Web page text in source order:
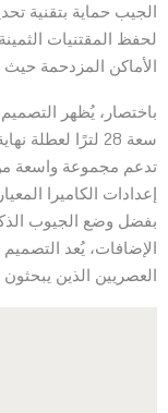
لحفظ المقتنيات
الأماكن المزدحمة
سعة 28 لترًا
تدعم مجموعة واسعة
إعدادات الكاميرا
بفضل وضع الجيوب
الإضافات، يُعد
العصريين الذين